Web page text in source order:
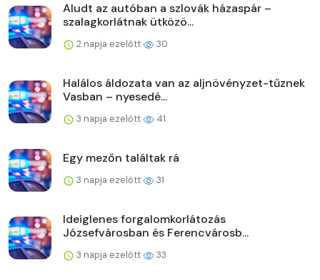
Aludt az autóban a szlovák házaspár –
szalagkorlátnak ütközö...
2 napja ezelőtt 30
Halálos áldozata van az aljnövényzet-tűznek
Vasban – nyesedé...
3 napja ezelőtt 41
Egy mezőn találtak rá
3 napja ezelőtt 31
Ideiglenes forgalomkorlátozás
Józsefvárosban és Ferencvárosb...
3 napja ezelőtt 33